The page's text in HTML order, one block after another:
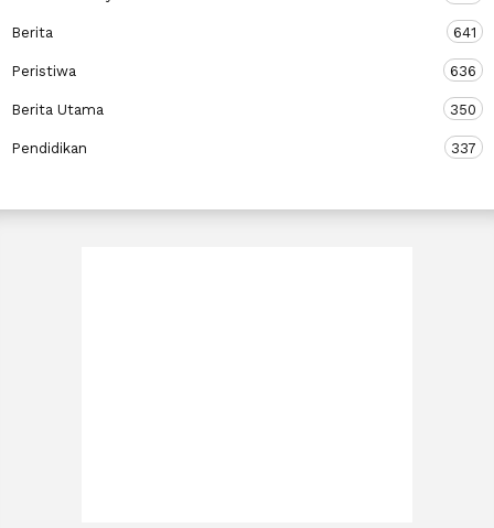
Berita 641
Peristiwa 636
Berita Utama 350
Pendidikan 337